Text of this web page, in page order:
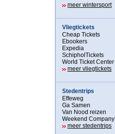
meer wintersport
Vliegtickets
Cheap Tickets
Ebookers
Expedia
SchipholTickets
World Ticket Center
meer vliegtickets
Stedentrips
Effeweg
Ga Samen
Van Nood reizen
Weekend Company
meer stedentrips